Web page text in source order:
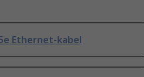
Ethernet-kabel